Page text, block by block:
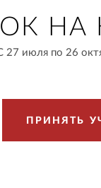
НА
27 июля по 26
П Р И Н Я Т Ь У